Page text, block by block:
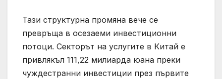
Тази структурна промяна вече се
превръща в осезаеми инвестиционни
потоци. Секторът на услугите в Китай е
привлякъл 111,22 милиарда юана преки
чуждестранни инвестиции през първите